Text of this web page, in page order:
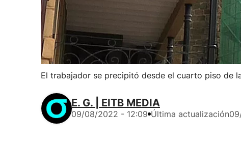
El trabajador se precipitó desde el cuarto piso de
E. G. | EITB MEDIA
09/08/2022 - 12:09 Última actualización